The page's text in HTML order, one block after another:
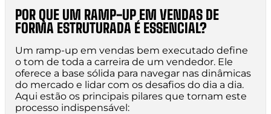
POR QUE UM RAMP-UP EM VENDAS DE
FORMA ESTRUTURADA É ESSENCIAL?
Um ramp-up em vendas bem executado define
o tom de toda a carreira de um vendedor. Ele
oferece a base sólida para navegar nas dinâmicas
do mercado e lidar com os desafios do dia a dia.
Aqui estão os principais pilares que tornam este
processo indispensável: